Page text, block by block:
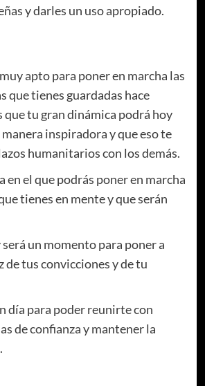
y darles un uso apropiado.
apto para poner en marcha las
que tienes guardadas hace
tu gran dinámica podrá hoy
inspiradora y que eso te
humanitarios con los demás.
en el que podrás poner en marcha
tienes en mente y que serán
un momento para poner a
de tus convicciones y de tu
día para poder reunirte con
de confianza y mantener la